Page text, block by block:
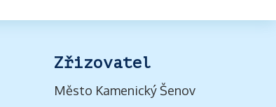
Zřizovatel
Město Kamenický Šenov